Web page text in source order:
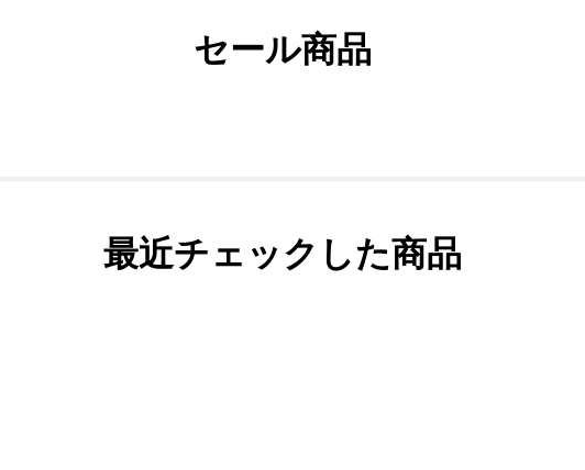
セール商品
最近チェックした商品